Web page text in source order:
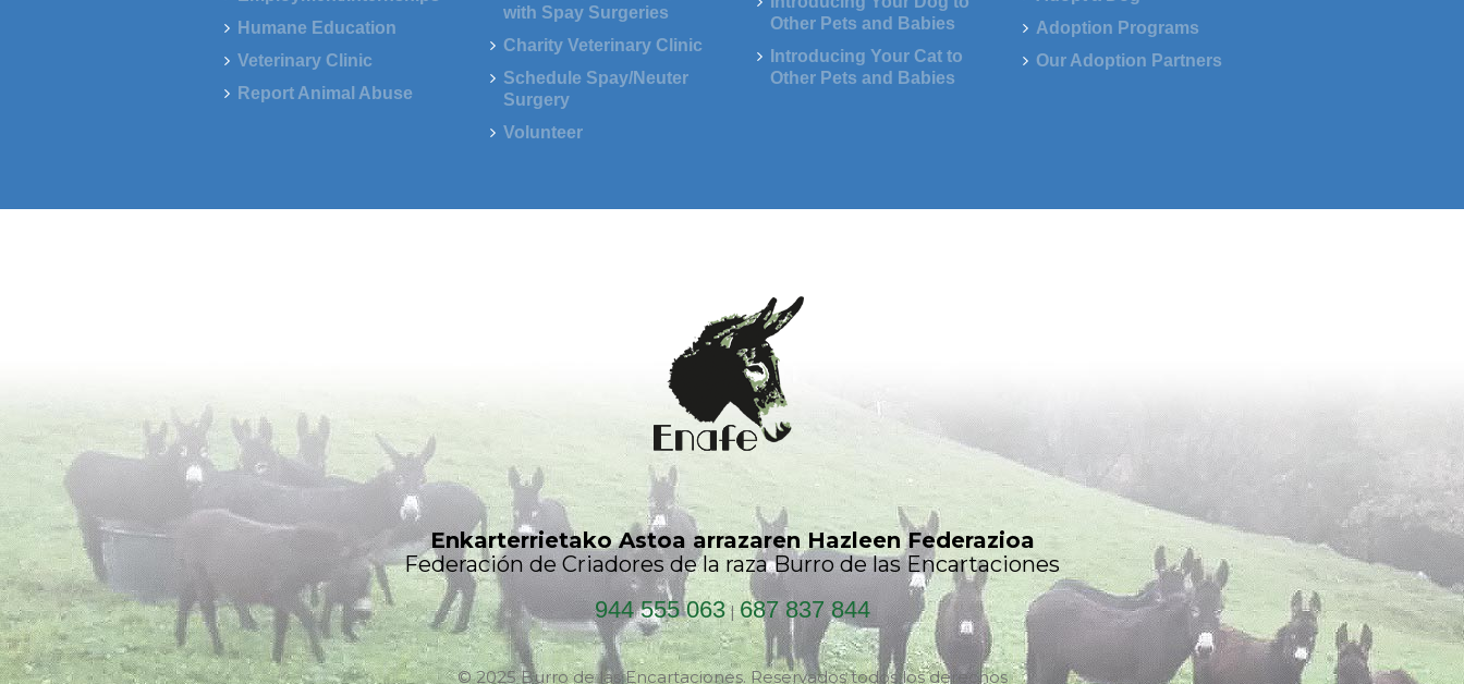
Humane Education
Veterinary Clinic
Report Animal Abuse
with Spay Surgeries
Charity Veterinary Clinic
Schedule Spay/Neuter
Surgery
Volunteer
Other Pets and Babies
Introducing Your Cat to
Other Pets and Babies
Adoption Programs
Our Adoption Partners
Enkarterrietako Astoa arrazaren Hazleen Federazioa
Federación de Criadores de la raza Burro de las Encartaciones
944 555 063|687 837 844
© 2025 Burro de las Encartaciones. Reservados todos los derechos